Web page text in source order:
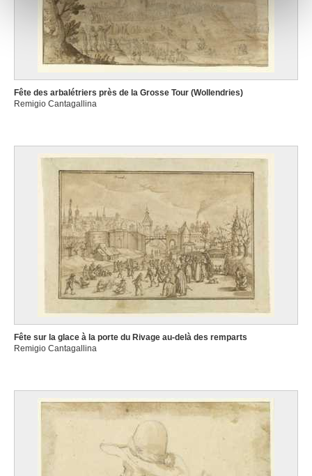
notre site avec nos partenaires de médias sociaux, de
publicité et d'analyse, qui peuvent combiner celles-ci
avec d'autres informations que vous leur avez fournies
ou qu'ils ont collectées lors de votre utilisation de leurs
services.
Fête des arbalétriers près de la Grosse Tour (Wollendries)
Remigio Cantagallina
Fête sur la glace à la porte du Rivage au-delà des remparts
Remigio Cantagallina